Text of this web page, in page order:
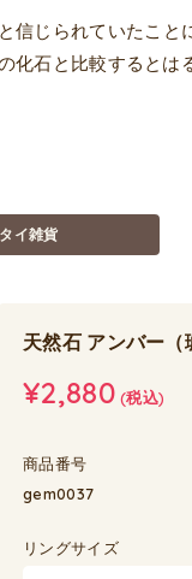
じられていたこと
化石と比較するとは
タイ雑貨
天然石 アンバー
¥2,880(税込)
商品番号
gem0037
リングサイズ